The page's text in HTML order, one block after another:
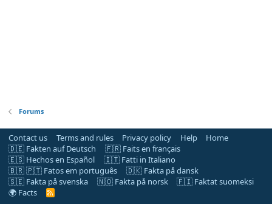
Forums
Contact us Terms and rules Privacy policy Help
Home
🇩🇪 Fakten auf Deutsch
🇫🇷 Faits en français
🇪🇸 Hechos en Español
🇮🇹 Fatti in Italiano
🇧🇷 🇵🇹 Fatos em português
🇩🇰 Fakta på dansk
🇸🇪 Fakta på svenska
🇳🇴 Fakta på norsk
🇫🇮 Faktat suomeksi
🌍 Facts
R